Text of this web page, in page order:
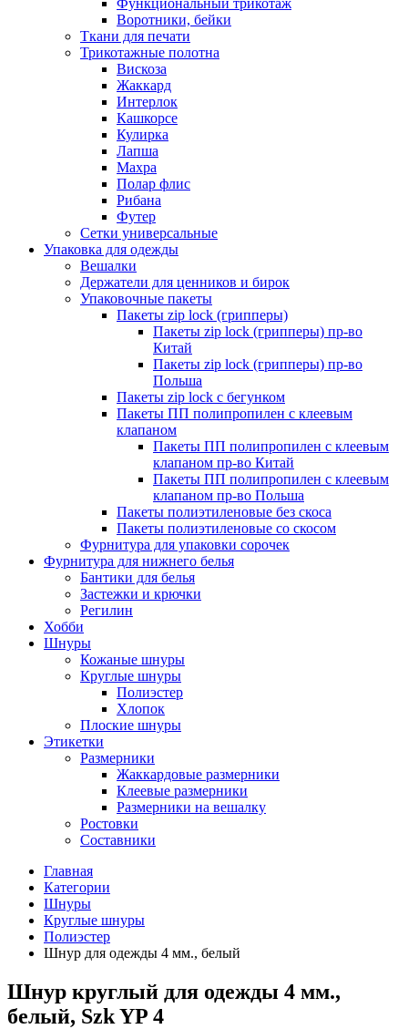
Функциональный трикотаж
Воротники, бейки
Ткани для печати
Трикотажные полотна
Вискоза
Жаккард
Интерлок
Кашкорсе
Кулирка
Лапша
Махра
Полар флис
Рибана
Футер
Сетки универсальные
Упаковка для одежды
Вешалки
Держатели для ценников и бирок
Упаковочные пакеты
Пакеты zip lock (грипперы)
Пакеты zip lock (грипперы) пр-во
Китай
Пакеты zip lock (грипперы) пр-во
Польша
Пакеты zip lock с бегунком
Пакеты ПП полипропилен с клеевым
клапаном
Пакеты ПП полипропилен с клеевым
клапаном пр-во Китай
Пакеты ПП полипропилен с клеевым
клапаном пр-во Польша
Пакеты полиэтиленовые без скоса
Пакеты полиэтиленовые со скосом
Фурнитура для упаковки сорочек
Фурнитура для нижнего белья
Бантики для белья
Застежки и крючки
Регилин
Хобби
Шнуры
Кожаные шнуры
Круглые шнуры
Полиэстер
Хлопок
Плоские шнуры
Этикетки
Размерники
Жаккардовые размерники
Клеевые размерники
Размерники на вешалку
Ростовки
Составники
Главная
Категории
Шнуры
Круглые шнуры
Полиэстер
Шнур для одежды 4 мм., белый
Шнур круглый для одежды 4 мм.,
белый, Szk YP 4